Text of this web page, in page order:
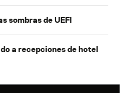
sombras de UEFI
a recepciones de hotel